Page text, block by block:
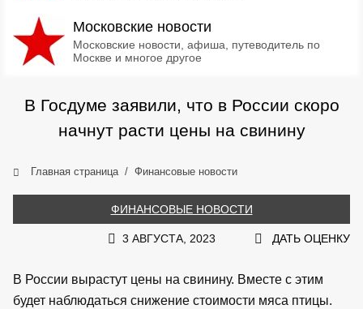
Московские новости
Московские новости, афиша, путеводитель по
Москве и многое другое
В Госдуме заявили, что в России скоро
начнут расти цены на свинину
Главная страница Финансовые новости
ФИНАНСОВЫЕ НОВОСТИ
3 АВГУСТА, 2023 ДАТЬ ОЦЕНКУ
В России вырастут цены на свинину. Вместе с этим
будет наблюдаться снижение стоимости мяса птицы.